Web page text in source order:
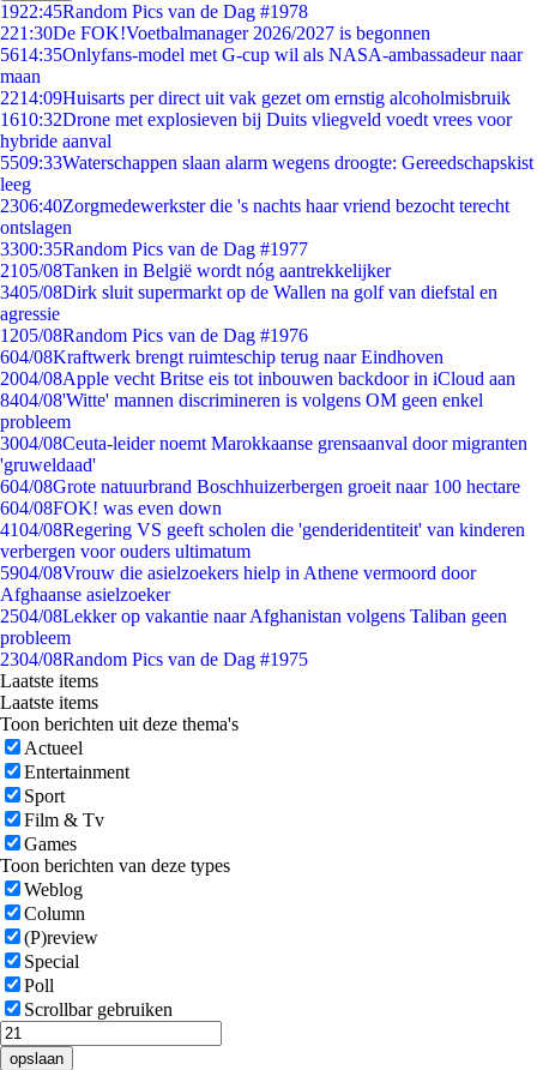
1922:45Random Pics van de Dag #1978
221:30De FOK!Voetbalmanager 2026/2027 is begonnen
5614:35Onlyfans-model met G-cup wil als NASA-ambassadeur naar
maan
2214:09Huisarts per direct uit vak gezet om ernstig alcoholmisbruik
1610:32Drone met explosieven bij Duits vliegveld voedt vrees voor
hybride aanval
5509:33Waterschappen slaan alarm wegens droogte: Gereedschapskist
leeg
2306:40Zorgmedewerkster die 's nachts haar vriend bezocht terecht
ontslagen
3300:35Random Pics van de Dag #1977
2105/08Tanken in België wordt nóg aantrekkelijker
3405/08Dirk sluit supermarkt op de Wallen na golf van diefstal en
agressie
1205/08Random Pics van de Dag #1976
604/08Kraftwerk brengt ruimteschip terug naar Eindhoven
2004/08Apple vecht Britse eis tot inbouwen backdoor in iCloud aan
8404/08'Witte' mannen discrimineren is volgens OM geen enkel
probleem
3004/08Ceuta-leider noemt Marokkaanse grensaanval door migranten
'gruweldaad'
604/08Grote natuurbrand Boschhuizerbergen groeit naar 100 hectare
604/08FOK! was even down
4104/08Regering VS geeft scholen die 'genderidentiteit' van kinderen
verbergen voor ouders ultimatum
5904/08Vrouw die asielzoekers hielp in Athene vermoord door
Afghaanse asielzoeker
2504/08Lekker op vakantie naar Afghanistan volgens Taliban geen
probleem
2304/08Random Pics van de Dag #1975
Laatste items
Laatste items
Toon berichten uit deze thema's
Actueel
Entertainment
Sport
Film & Tv
Games
Toon berichten van deze types
Weblog
Column
(P)review
Special
Poll
Scrollbar gebruiken
opslaan